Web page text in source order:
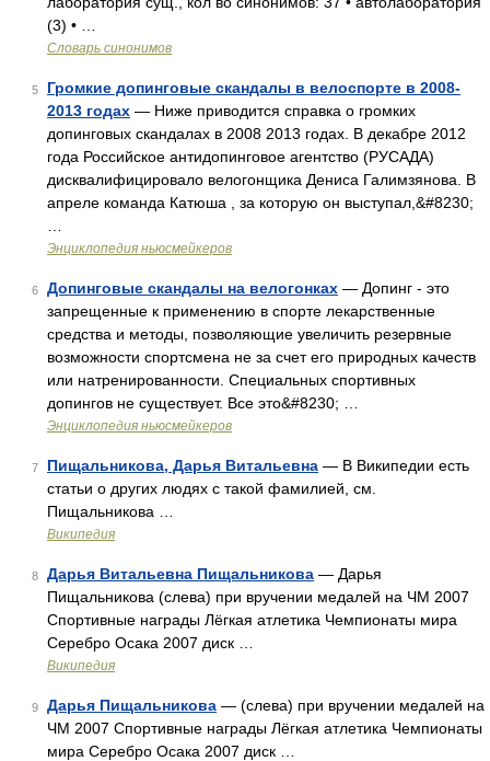
(3) • …
Словарь синонимов
5
Громкие допинговые скандалы в велоспорте в 2008-
2013 годах — Ниже приводится справка о громких
допинговых скандалах в 2008 2013 годах. В декабре 2012
года Российское антидопинговое агентство (РУСАДА)
дисквалифицировало велогонщика Дениса Галимзянова. В
апреле команда Катюша , за которую он выступал,&#8230;
Энциклопедия ньюсмейкеров
6 Допинговые скандалы на велогонках — Допинг ‑ это
запрещенные к применению в спорте лекарственные
средства и методы, позволяющие увеличить резервные
возможности спортсмена не за счет его природных качеств
или натренированности. Специальных спортивных
допингов не существует. Все это&#8230; …
Энциклопедия ньюсмейкеров
7 Пищальникова, Дарья Витальевна — В Википедии есть
статьи о других людях с такой фамилией, см.
Пищальникова …
Википедия
8 Дарья Витальевна Пищальникова — Дарья
Пищальникова (слева) при вручении медалей на ЧМ 2007
Спортивные награды Лёгкая атлетика Чемпионаты мира
Серебро Осака 2007 диск …
Википедия
9 Дарья Пищальникова — (слева) при вручении медалей на
ЧМ 2007 Спортивные награды Лёгкая атлетика Чемпионаты
мира Серебро Осака 2007 диск …